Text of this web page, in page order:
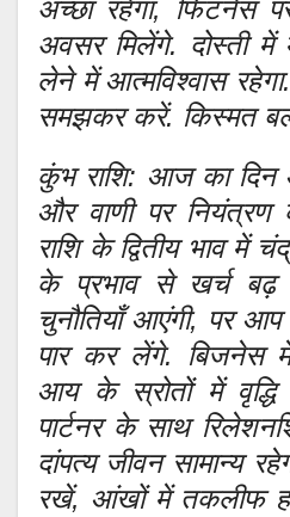
अच्छा रहेगा, फिटनेस
अवसर मिलेंगे. दोस्ती में
लेने में आत्मविश्वास
समझकर करें. किस्मत
कुंभ राशि: आज का
और वाणी पर
राशि के द्वितीय भाव में
के प्रभाव से खर्च
चुनौतियाँ आएंगी, पर
पार कर लेंगे. बिजनेस में
आय के स्रोतों में
पार्टनर के साथ
दांपत्य जीवन सामान्य
रखें, आंखों में तकलीफ